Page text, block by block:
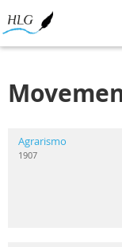
Agrarismo
1907